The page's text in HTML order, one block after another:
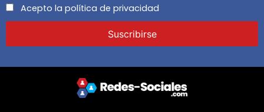
Acepto la política de privacidad